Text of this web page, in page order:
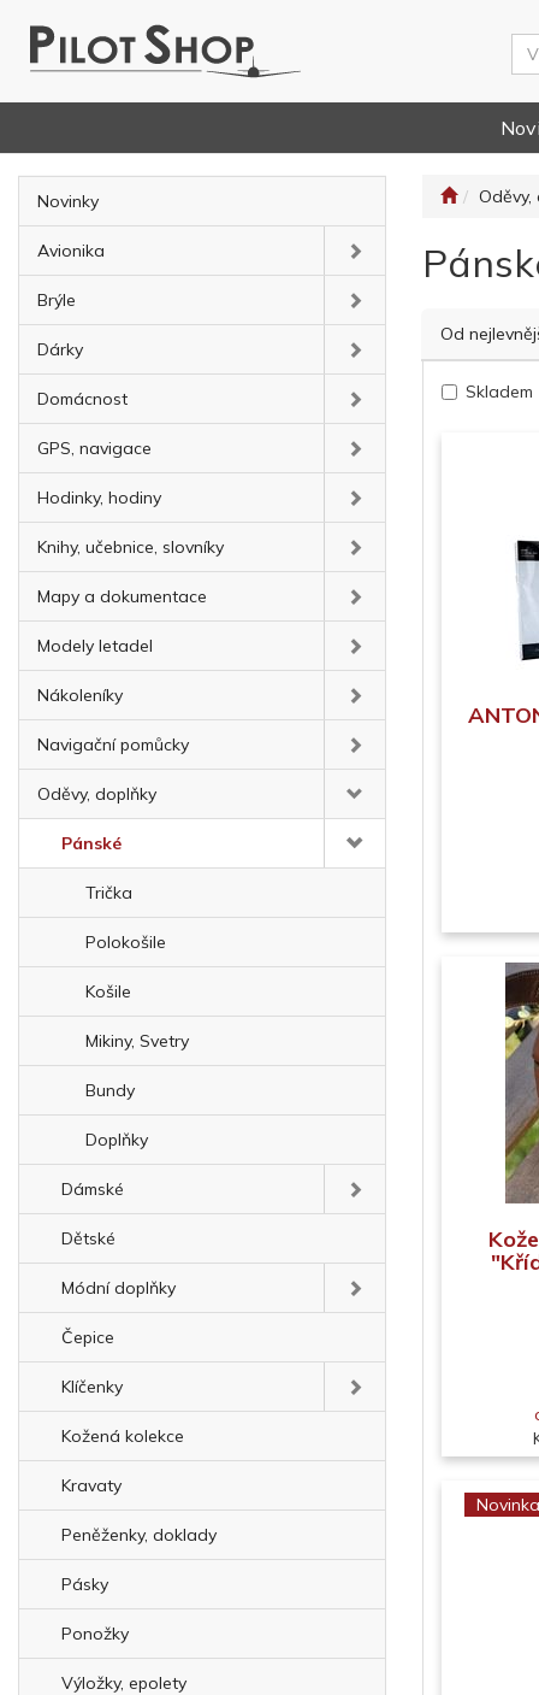
Novinky
Avionika
Brýle
Dárky
Domácnost
GPS, navigace
Hodinky, hodiny
Knihy, učebnice, slovníky
Mapy a dokumentace
Modely letadel
Nákoleníky
Navigační pomůcky
Oděvy, doplňky
Pánské
Trička
Polokošile
Košile
Mikiny, Svetry
Bundy
Doplňky
Dámské
Dětské
Módní doplňky
Čepice
Klíčenky
Kožená kolekce
Kravaty
Peněženky, doklady
Pásky
Ponožky
Výložky, epolety
Oděvy,
Od
Skladem
Novinka